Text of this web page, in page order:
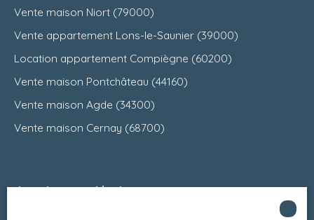
Vente maison Niort (79000)
Vente appartement Lons-le-Saunier (39000)
Location appartement Compiègne (60200)
Vente maison Pontchâteau (44160)
Vente maison Agde (34300)
Vente maison Cernay (68700)
Je suis propriétaire